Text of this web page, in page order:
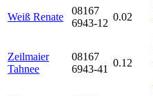
Weiß Renate
08167
6943-12
0.02
Zeilmaier
Tahnee
08167
6943-41
0.12